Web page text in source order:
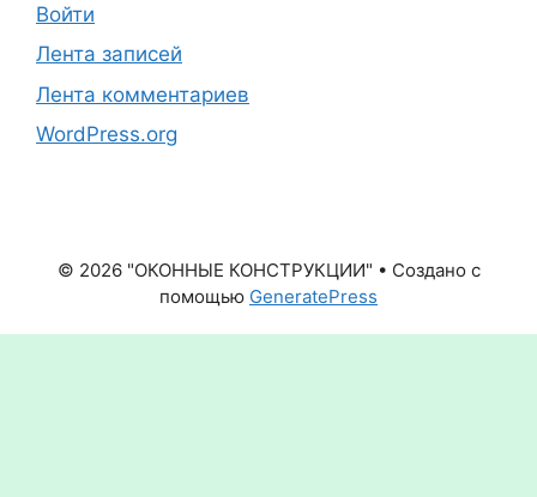
Войти
Лента записей
Лента комментариев
WordPress.org
© 2026 "ОКОННЫЕ КОНСТРУКЦИИ" • Создано с
помощью GeneratePress